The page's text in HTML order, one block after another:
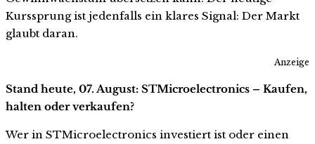
Kurssprung ist jedenfalls ein klares Signal: Der Markt
glaubt daran.
Anzeige
Stand heute, 07. August: STMicroelectronics – Kaufen,
halten oder verkaufen?
Wer in STMicroelectronics investiert ist oder einen